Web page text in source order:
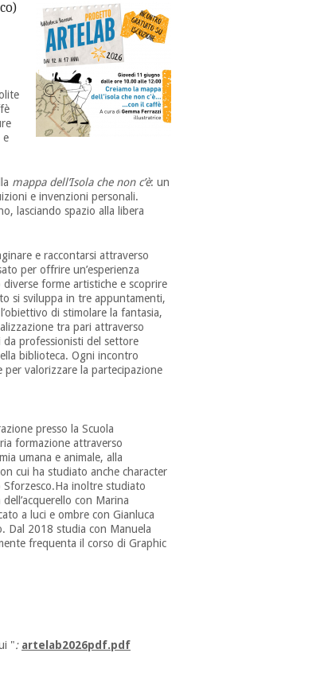
e
mappa dell’Isola che non c’è: un
e invenzioni personali.
lasciando spazio alla libera
e raccontarsi attraverso
per offrire un’esperienza
forme artistiche e scoprire
si sviluppa in tre appuntamenti,
di stimolare la fantasia,
tra pari attraverso
professionisti del settore
biblioteca. Ogni incontro
valorizzare la partecipazione
presso la Scuola
formazione attraverso
umana e animale, alla
cui ha studiato anche character
Sforzesco.Ha inoltre studiato
con Marina
a luci e ombre con Gianluca
Dal 2018 studia con Manuela
frequenta il corso di Graphic
": artelab2026pdf.pdf